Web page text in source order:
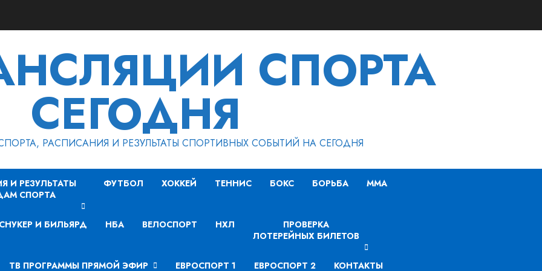
СПОРТА
СЕГОДНЯ
РАСПИСАНИЯ И РЕЗУЛЬТАТЫ СПОРТИВНЫХ СОБЫТИЙ НА СЕГОДНЯ
И РЕЗУЛЬТАТЫ
СПОРТА
ФУТБОЛ ХОККЕЙ ТЕННИС БОКС БОРЬБА MMA
СНУКЕР И БИЛЬЯРД НБА ВЕЛОСПОРТ НХЛ
ПРОВЕРКА
ЛОТЕРЕЙНЫХ БИЛЕТОВ
ТВ ПРОГРАММЫ ПРЯМОЙ ЭФИР ЕВРОСПОРТ 1 ЕВРОСПОРТ 2 КОНТАКТЫ